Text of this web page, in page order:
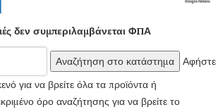
δεν συμπεριλαμβάνεται ΦΠΑ
Αφήστε
για να βρείτε όλα τα προϊόντα ή
όρο αναζήτησης για να βρείτε το